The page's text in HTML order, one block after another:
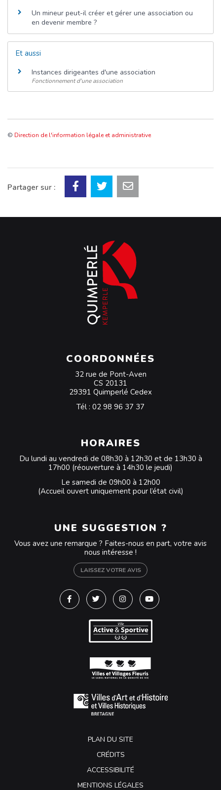
Un mineur peut-il créer et gérer une association ou
en devenir membre ?
Et aussi
Instances dirigeantes d'une association
Fonctionnement d'une association
© Direction de l'information légale et administrative
Partager sur :
COORDONNÉES
32 rue de Pont-Aven
CS 20131
29391 Quimperlé Cedex
Tél : 02 98 96 37 37
HORAIRES
Du lundi au vendredi de 08h30 à 12h30 et de 13h30 à
17h00 (réouverture à 14h30 le jeudi)
Le samedi de 09h00 à 12h00
(Accueil ouvert uniquement pour l’état civil)
UNE SUGGESTION ?
Vous avez une remarque ? Faites-nous en part, votre avis
nous intéresse !
LAISSEZ VOTRE AVIS
Lien vers le compte Facebook
Lien vers le compte Twitter
Lien vers le compte
Lien vers la chaîne
PLAN DU SITE
CRÉDITS
ACCESSIBILITÉ
MENTIONS LÉGALES